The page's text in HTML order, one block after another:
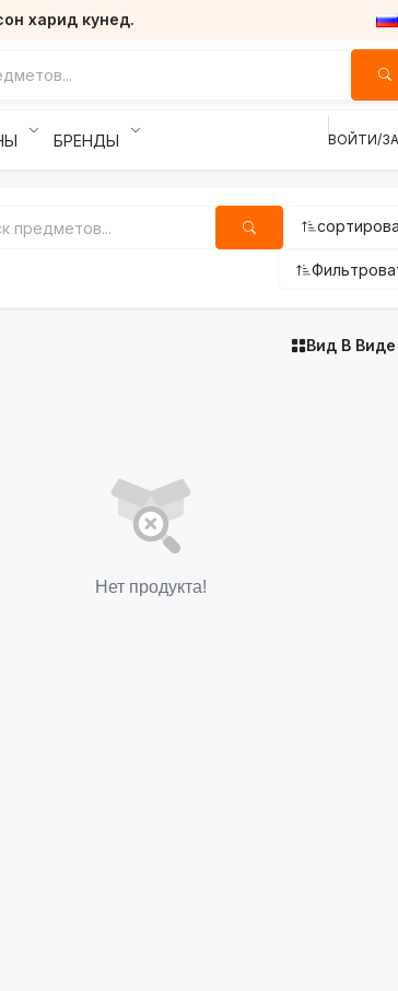
харид кунед.
БРЕНДЫ ВОЙТИ/
Вид В
Нет продукта!